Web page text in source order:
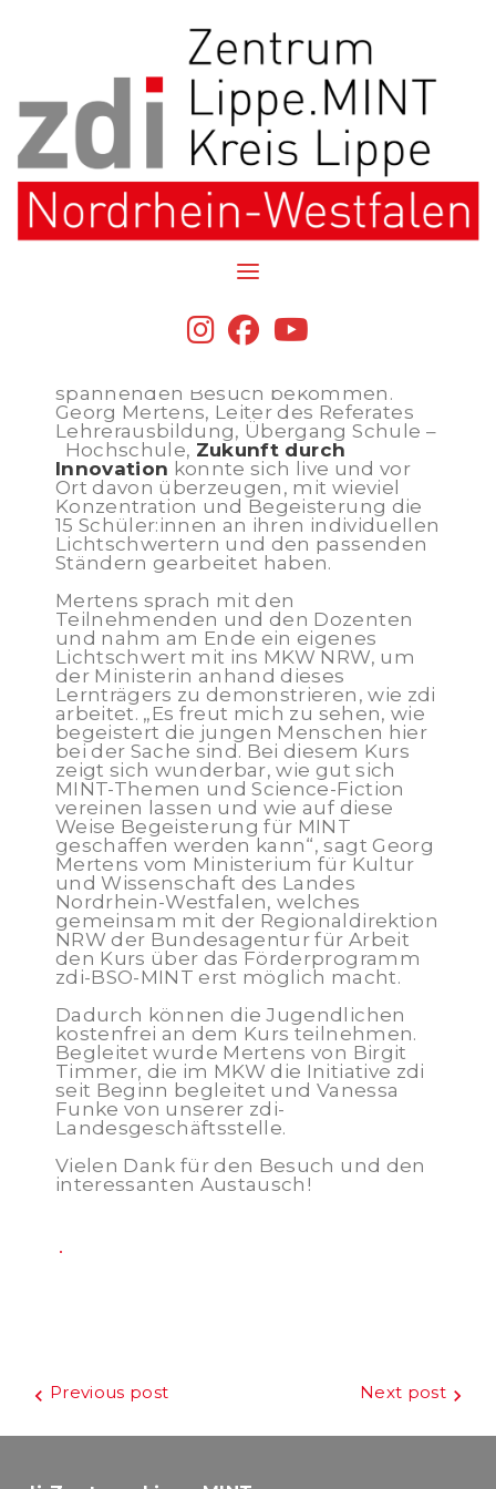
Skip
to
content
fab
fa-
fab
fa-
Lichtschwertbau in den
Sommerferien mit hohem
Besuch
Unsere diesjährigen Teilnehmenden
spannenden Besuch bekommen.
Georg Mertens, Leiter des Referates
Lehrerausbildung, Übergang Schule –
Hochschule, Zukunft durch
Innovation konnte sich live und vor
Ort davon überzeugen, mit wieviel
Konzentration und Begeisterung die
15 Schüler:innen an ihren individuellen
Lichtschwertern und den passenden
Ständern gearbeitet haben.
Mertens sprach mit den
Teilnehmenden und den Dozenten
und nahm am Ende ein eigenes
Lichtschwert mit ins MKW NRW, um
der Ministerin anhand dieses
Lernträgers zu demonstrieren, wie zdi
arbeitet. „Es freut mich zu sehen, wie
begeistert die jungen Menschen hier
bei der Sache sind. Bei diesem Kurs
zeigt sich wunderbar, wie gut sich
MINT-Themen und Science-Fiction
vereinen lassen und wie auf diese
Weise Begeisterung für MINT
geschaffen werden kann“, sagt Georg
Mertens vom Ministerium für Kultur
und Wissenschaft des Landes
Nordrhein-Westfalen, welches
gemeinsam mit der Regionaldirektion
NRW der Bundesagentur für Arbeit
den Kurs über das Förderprogramm
zdi-BSO-MINT erst möglich macht.
Dadurch können die Jugendlichen
kostenfrei an dem Kurs teilnehmen.
Begleitet wurde Mertens von Birgit
Timmer, die im MKW die Initiative zdi
seit Beginn begleitet und Vanessa
Funke von unserer zdi-
Landesgeschäftsstelle.
Vielen Dank für den Besuch und den
interessanten Austausch!
Beitragsnavigation
Previous post Next post